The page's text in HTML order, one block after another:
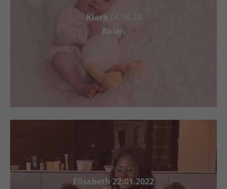
Klara 04.06.24
Ahlen
Elisabeth 22.01.2022